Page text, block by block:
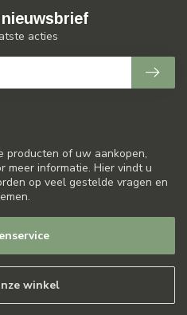
producten of uw aankopen,
meer informatie. Hier vindt u
op veel gestelde vragen en
winkel
acties